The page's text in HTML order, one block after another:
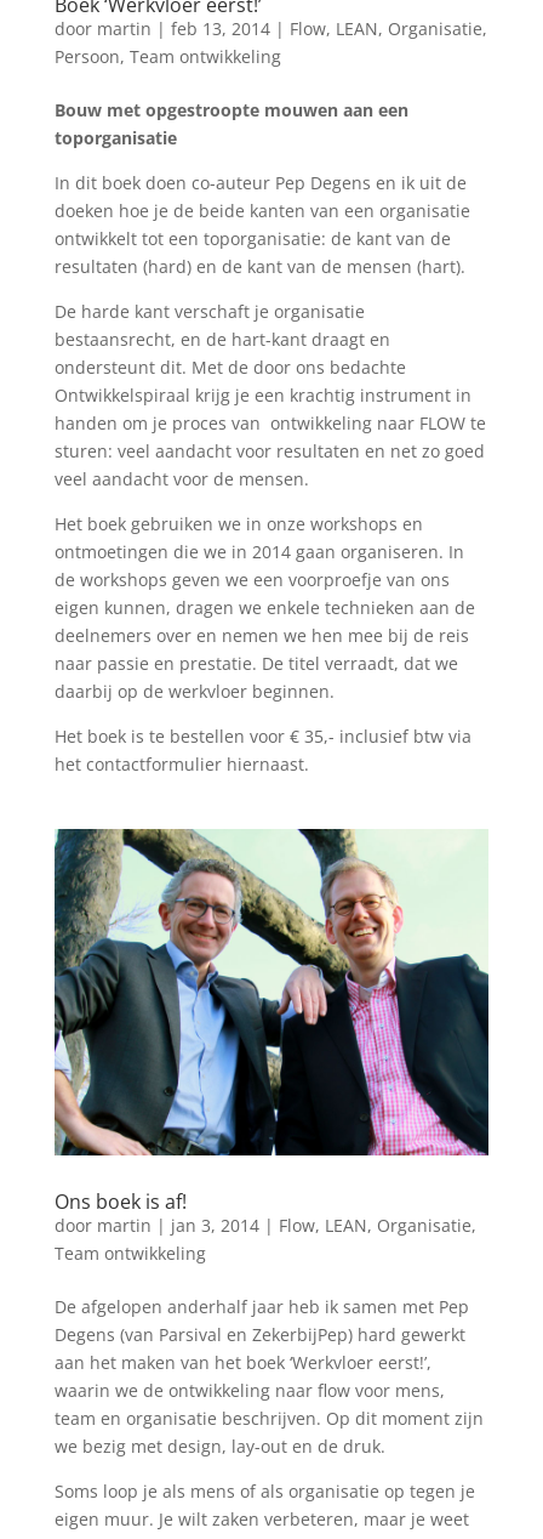
door martin | feb 13, 2014| Flow, LEAN, Organisatie,
Persoon, Team ontwikkeling
Bouw met opgestroopte mouwen aan een
toporganisatie
In dit boek doen co-auteur Pep Degens en ik uit de
doeken hoe je de beide kanten van een organisatie
ontwikkelt tot een toporganisatie: de kant van de
resultaten (hard) en de kant van de mensen (hart).
De harde kant verschaft je organisatie
bestaansrecht, en de hart-kant draagt en
ondersteunt dit. Met de door ons bedachte
Ontwikkelspiraal krijg je een krachtig instrument in
handen om je proces van ontwikkeling naar FLOW te
sturen: veel aandacht voor resultaten en net zo goed
veel aandacht voor de mensen.
Het boek gebruiken we in onze workshops en
ontmoetingen die we in 2014 gaan organiseren. In
de workshops geven we een voorproefje van ons
eigen kunnen, dragen we enkele technieken aan de
deelnemers over en nemen we hen mee bij de reis
naar passie en prestatie. De titel verraadt, dat we
daarbij op de werkvloer beginnen.
Het boek is te bestellen voor € 35,- inclusief btw via
het contactformulier hiernaast.
Ons boek is af!
door martin | jan 3, 2014| Flow, LEAN, Organisatie,
Team ontwikkeling
De afgelopen anderhalf jaar heb ik samen met Pep
Degens (van Parsival en ZekerbijPep) hard gewerkt
aan het maken van het boek ‘Werkvloer eerst!’,
waarin we de ontwikkeling naar flow voor mens,
team en organisatie beschrijven. Op dit moment zijn
we bezig met design, lay-out en de druk.
Soms loop je als mens of als organisatie op tegen je
eigen muur. Je wilt zaken verbeteren, maar je weet